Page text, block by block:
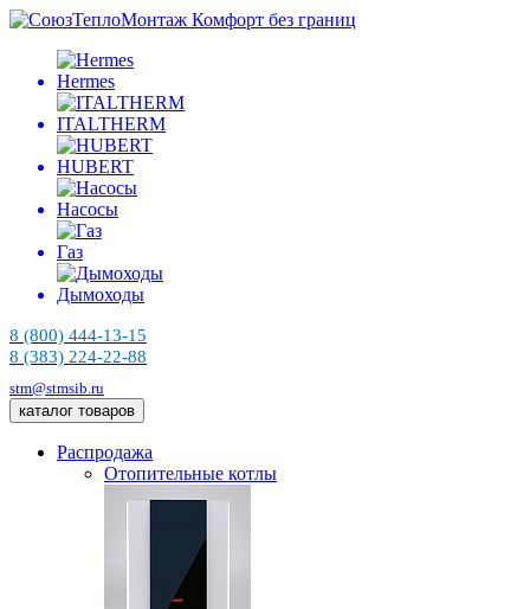
Комфорт без границ
Hermes
ITALTHERM
HUBERT
Насосы
Газ
Дымоходы
8 (800) 444-13-15
8 (383) 224-22-88
stm@stmsib.ru
каталог товаров
Распродажа
Отопительные котлы